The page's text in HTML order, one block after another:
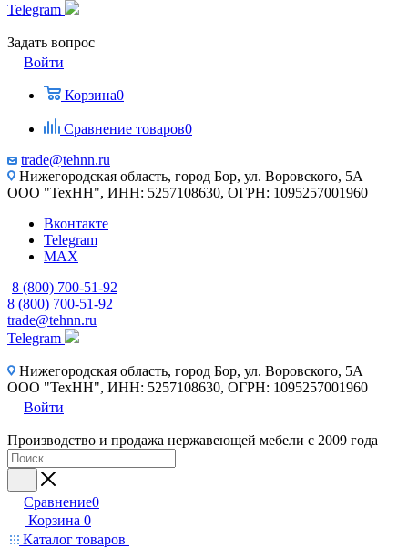
Telegram
Задать вопрос
Войти
Корзина0
Сравнение товаров0
trade@tehnn.ru
Нижегородская область, город Бор, ул. Воровского, 5А
ООО "ТехНН", ИНН: 5257108630, ОГРН: 1095257001960
Вконтакте
Telegram
MAX
8 (800) 700-51-92
8 (800) 700-51-92
trade@tehnn.ru
Telegram
Нижегородская область, город Бор, ул. Воровского, 5А
ООО "ТехНН", ИНН: 5257108630, ОГРН: 1095257001960
Войти
Производство и продажа нержавеющей мебели с 2009 года
Сравнение0
Корзина 0
Каталог товаров